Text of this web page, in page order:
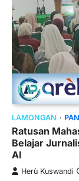
LAMONGAN
Ratusan
Belajar
AI
Herù Kuswandi